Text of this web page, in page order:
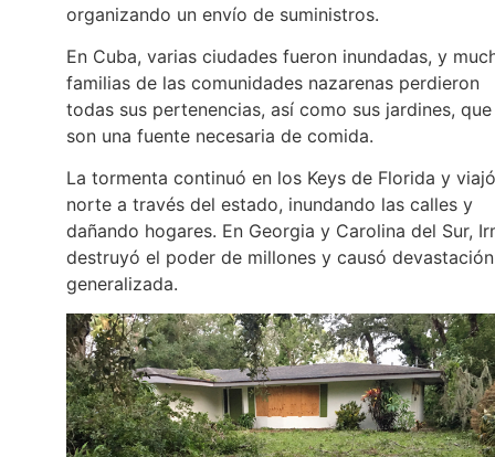
organizando un envío de suministros.
En Cuba, varias ciudades fueron inundadas, y
familias de las comunidades nazarenas perdieron
todas sus pertenencias, así como sus jardines, que
son una fuente necesaria de comida.
La tormenta continuó en los Keys de Florida y
norte a través del estado, inundando las calles y
dañando hogares. En Georgia y Carolina del Sur,
destruyó el poder de millones y causó devastación
generalizada.